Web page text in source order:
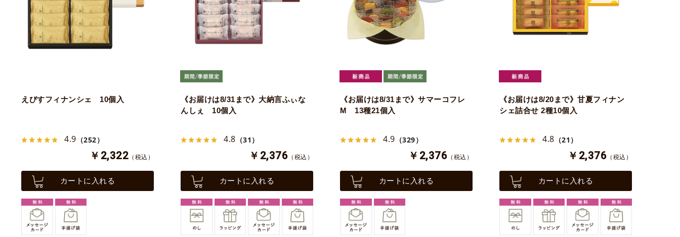
えびすフィナンシェ 10個入
4.9 （252）
￥2,322 （税込）
カートに入れる
《お届けは8/31まで》大納言ふぃな
んしぇ 10個入
4.8 （31）
￥2,376 （税込）
カートに入れる
《お届けは8/31まで》サマーコフレ
M 13種21個入
4.9 （329）
￥2,376 （税込）
カートに入れる
《お届けは8/20まで》甘夏フィナン
シェ詰合せ 2種10個入
4.8 （21）
￥2,376 （税込）
カートに入れる